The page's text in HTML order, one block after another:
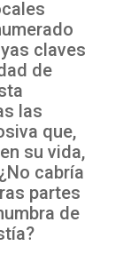
claves
de
las
que,
su vida,
cabría
partes
de